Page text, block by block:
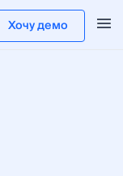
Хочу демо